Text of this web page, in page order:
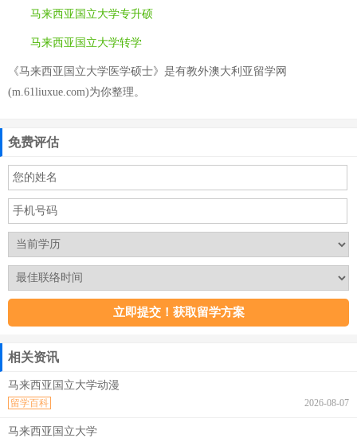
马来西亚国立大学专升硕
马来西亚国立大学转学
《马来西亚国立大学医学硕士》是有教外澳大利亚留学网
(m.61liuxue.com)为你整理。
免费评估
相关资讯
马来西亚国立大学动漫
2026-08-07
留学百科
马来西亚国立大学